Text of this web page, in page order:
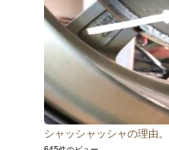
シャッシャッシャの理由。